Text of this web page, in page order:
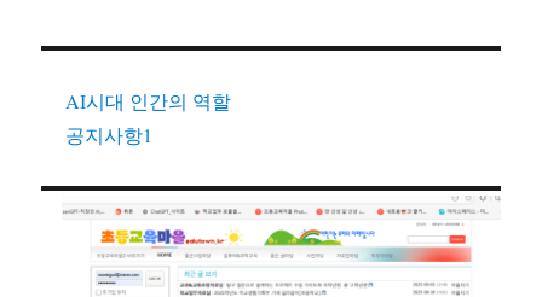
AI시대 인간의 역할
공지사항1